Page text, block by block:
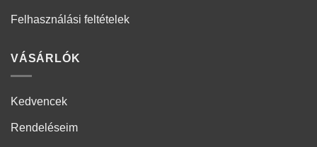
Felhasználási feltételek
VÁSÁRLÓK
Kedvencek
Rendeléseim